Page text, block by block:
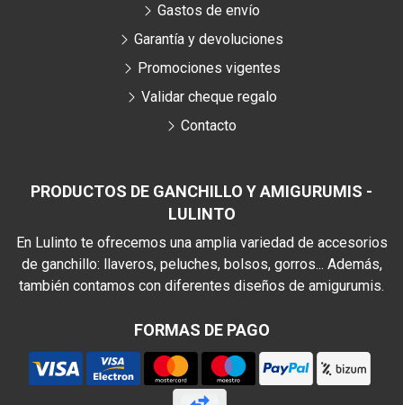
PRODUCTOS DE GANCHILLO Y AMIGURUMIS -
LULINTO
En Lulinto te ofrecemos una amplia variedad de accesorios
de ganchillo: llaveros, peluches, bolsos, gorros... Además,
también contamos con diferentes diseños de amigurumis.
FORMAS DE PAGO
Gastos de envío
Garantía y devoluciones
Promociones vigentes
Validar cheque regalo
Contacto